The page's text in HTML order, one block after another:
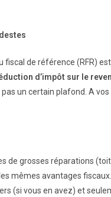
de référence (RFR)
d’impôt sur le
un certain plafond. A
de grosses réparations
mêmes avantages
(si vous en avez) et